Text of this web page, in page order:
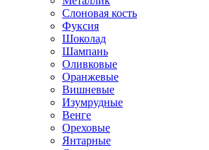
Слоновая кость
Фуксия
Шоколад
Шампань
Оливковые
Оранжевые
Вишневые
Изумрудные
Венге
Ореховые
Янтарные